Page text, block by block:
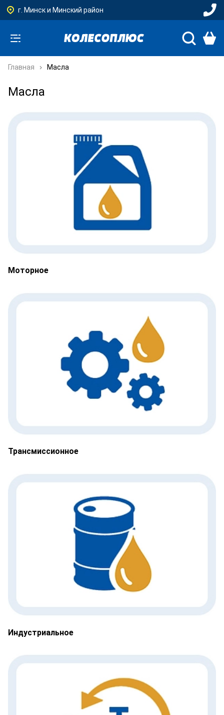
г. Минск и Минский район
Главная Масла
Масла
Моторное
Трансмиссионное
Индустриальное